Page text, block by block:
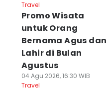
Travel
Promo Wisata
untuk Orang
Bernama Agus dan
Lahir di Bulan
Agustus
04 Agu 2026, 16:30 WIB
Travel